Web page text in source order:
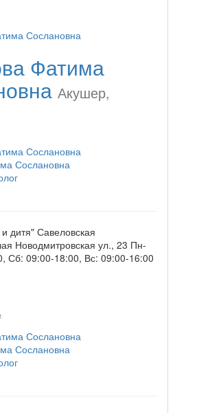
Фатима
Акушер,
Сослановна
дитя" Савеловская
Новодмитровская ул., 23 Пн-
Сб: 09:00-18:00, Вс: 09:00-16:00
Сослановна